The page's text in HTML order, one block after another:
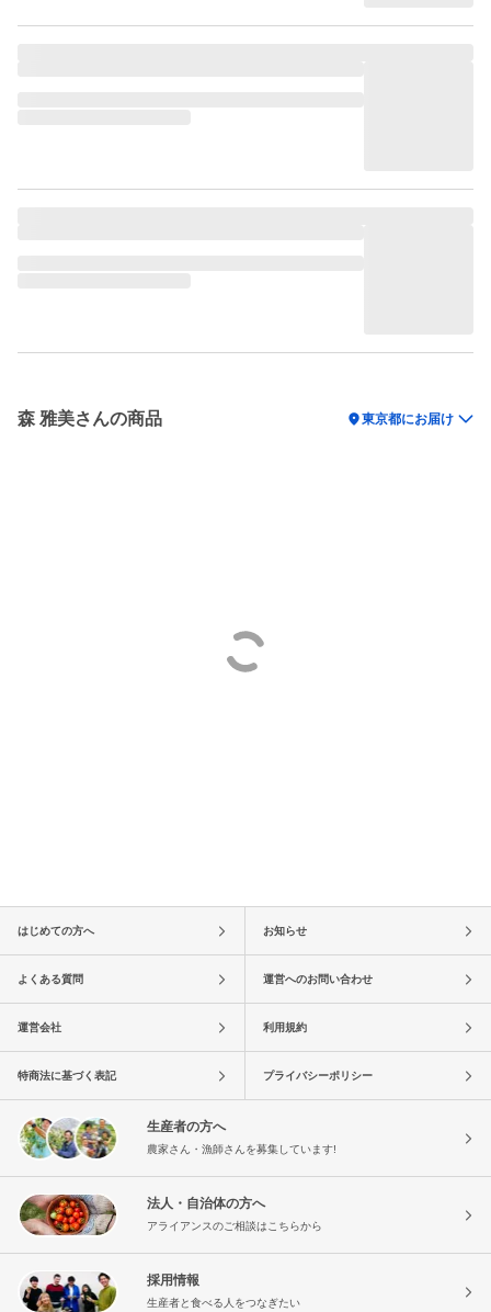
森 雅美さんの商品 location_on東京都にお届け
はじめての方へ お知らせ
よくある質問 運営へのお問い合わせ
運営会社 利用規約
特商法に基づく表記 プライバシーポリシー
生産者の方へ
農家さん・漁師さんを募集しています!
法人・自治体の方へ
アライアンスのご相談はこちらから
採用情報
生産者と食べる人をつなぎたい